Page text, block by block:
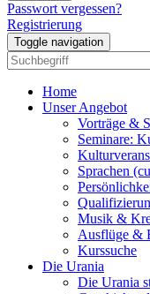
Passwort vergessen?
Registrierung
Toggle navigation
Home
Unser Angebot
Vorträge &
Seminare:
Sprachen
Musik &
Ausflüge &
Kurssuche
Die Urania
Die Urania